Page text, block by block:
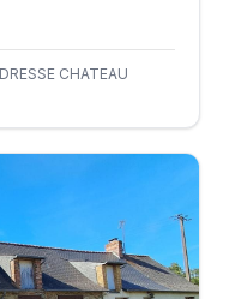
CHATEAU